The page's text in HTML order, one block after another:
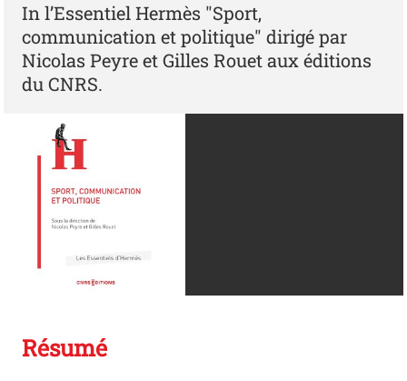
In l’Essentiel Hermès "Sport,
communication et politique" dirigé par
Nicolas Peyre et Gilles Rouet aux éditions
du CNRS.
Résumé